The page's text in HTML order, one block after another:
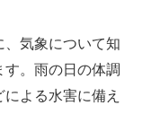
気象について知
す。雨の日の体調
よる水害に備え